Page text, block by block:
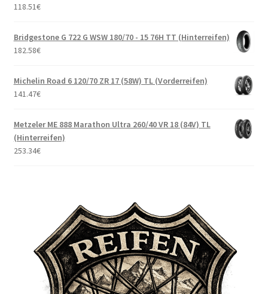
118.51€
Bridgestone G 722 G WSW 180/70 - 15 76H TT (Hinterreifen)
182.58€
Michelin Road 6 120/70 ZR 17 (58W) TL (Vorderreifen)
141.47€
Metzeler ME 888 Marathon Ultra 260/40 VR 18 (84V) TL
(Hinterreifen)
253.34€